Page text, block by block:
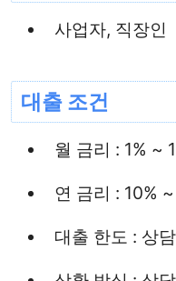
사업자, 직장인
대출 조건
월 금리 : 1% ~
연 금리 : 10%
대출 한도 : 상